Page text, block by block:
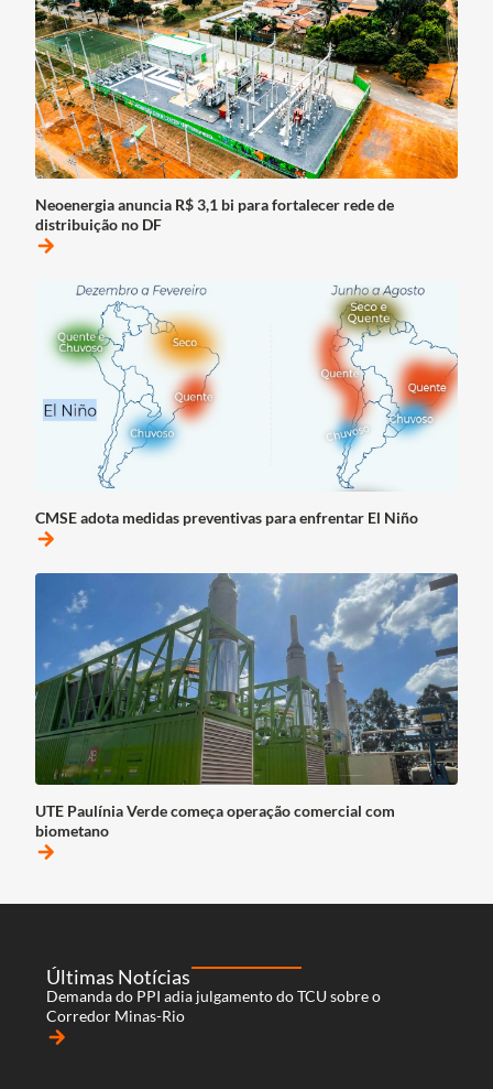
Neoenergia anuncia R$ 3,1 bi para fortalecer rede de
distribuição no DF
arrow_forward
CMSE adota medidas preventivas para enfrentar El Niño
arrow_forward
UTE Paulínia Verde começa operação comercial com
biometano
arrow_forward
Últimas Notícias
Demanda do PPI adia julgamento do TCU sobre o
Corredor Minas-Rio
arrow_forward